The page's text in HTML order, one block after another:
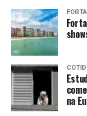
na